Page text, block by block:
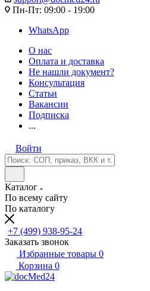
Пн-Пт: 09:00 - 19:00
WhatsApp
О нас
Оплата и доставка
Не нашли документ?
Консультация
Статьи
Вакансии
Подписка
...
Войти
Каталог
По всему сайту
По каталогу
+7 (499) 938-95-24
Заказать звонок
Избранные товары 0
Корзина 0